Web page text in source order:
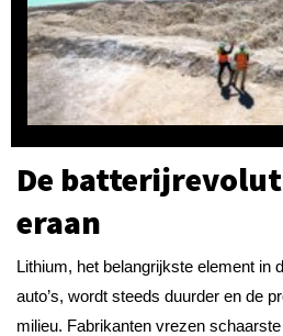
De
eraan
Lithium, het belangrijkste element in
auto’s, wordt steeds duurder en de
milieu. Fabrikanten vrezen